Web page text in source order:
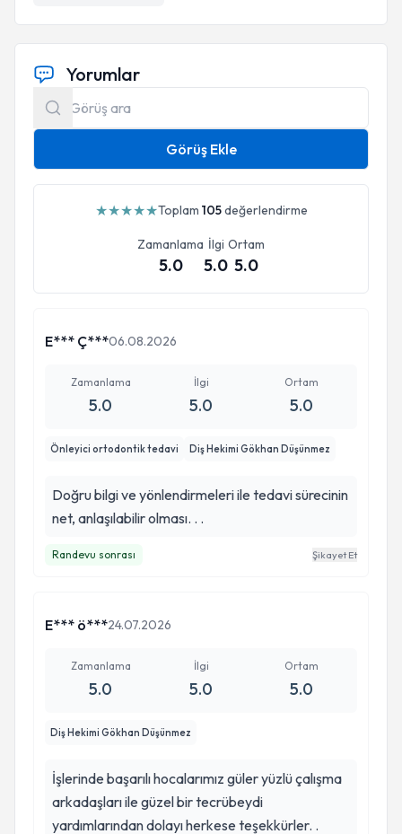
Yorumlar
Görüş Ekle
★★★★★Toplam 105değerlendirme
Zamanlama
5.0
İlgi
5.0
Ortam
5.0
E*** Ç***06.08.2026
Zamanlama
5.0
İlgi
5.0
Ortam
5.0
Önleyici ortodontik tedavi Diş Hekimi Gökhan Düşünmez
Doğru bilgi ve yönlendirmeleri ile tedavi sürecinin
net, anlaşılabilir olması. . .
Randevu sonrası Şikayet Et
E*** ö***24.07.2026
Zamanlama
5.0
İlgi
5.0
Ortam
5.0
Diş Hekimi Gökhan Düşünmez
İşlerinde başarılı hocalarımız güler yüzlü çalışma
arkadaşları ile güzel bir tecrübeydi
yardımlarından dolayı herkese teşekkürler. .